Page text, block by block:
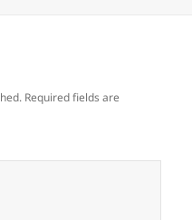
Required fields are